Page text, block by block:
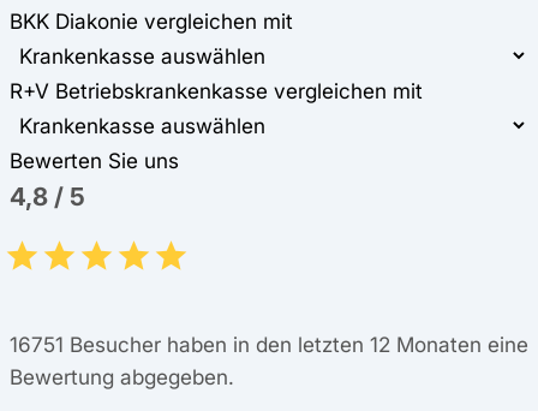
BKK Diakonie vergleichen mit
R+V Betriebskrankenkasse vergleichen mit
Bewerten Sie uns
4,8 / 5
16751 Besucher haben in den letzten 12 Monaten eine
Bewertung abgegeben.